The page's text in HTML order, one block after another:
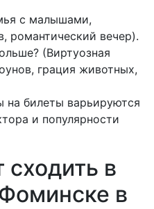
с малышами,
романтический вечер).
(Виртуозная
грация животных,
билеты варьируются
и популярности
сходить в
в